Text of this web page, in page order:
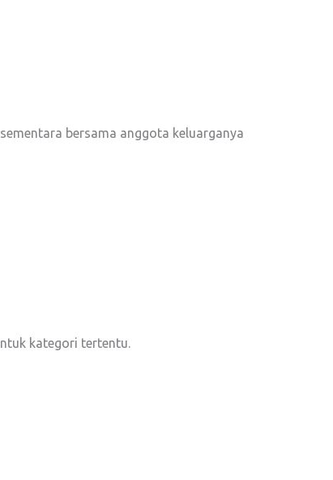
bersama anggota keluarganya
kategori tertentu.